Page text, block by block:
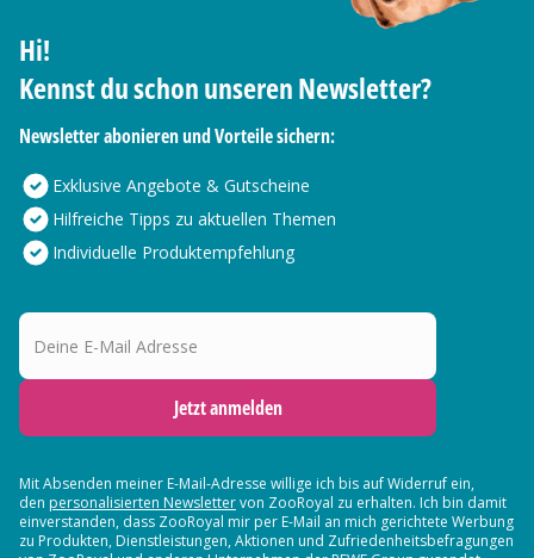
Hi!
Kennst du schon unseren Newsletter?
Newsletter abonieren und Vorteile sichern:
Exklusive Angebote & Gutscheine
Hilfreiche Tipps zu aktuellen Themen
Individuelle Produktempfehlung
Deine E-Mail Adresse
Jetzt anmelden
Mit Absenden meiner E-Mail-Adresse willige ich bis auf Widerruf ein,
den personalisierten Newslettervon ZooRoyal zu erhalten. Ich bin damit
einverstanden, dass ZooRoyal mir per E-Mail an mich gerichtete Werbung
zu Produkten, Dienstleistungen, Aktionen und Zufriedenheitsbefragungen